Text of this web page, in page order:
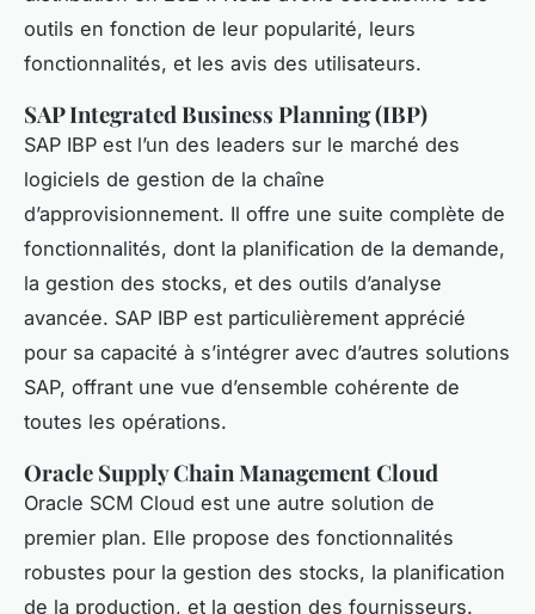
outils en fonction de leur popularité, leurs
fonctionnalités, et les avis des utilisateurs.
SAP Integrated Business Planning (IBP)
SAP IBP est l’un des leaders sur le marché des
logiciels de gestion de la chaîne
d’approvisionnement. Il offre une suite complète de
fonctionnalités, dont la planification de la demande,
la gestion des stocks, et des outils d’analyse
avancée. SAP IBP est particulièrement apprécié
pour sa capacité à s’intégrer avec d’autres solutions
SAP, offrant une vue d’ensemble cohérente de
toutes les opérations.
Oracle Supply Chain Management Cloud
Oracle SCM Cloud est une autre solution de
premier plan. Elle propose des fonctionnalités
robustes pour la gestion des stocks, la planification
de la production, et la gestion des fournisseurs.